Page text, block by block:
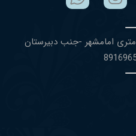
یزد- بلوار ١٧ شهریور- روبروی ۵٢ متری امامشهر -جنب دبیرستان